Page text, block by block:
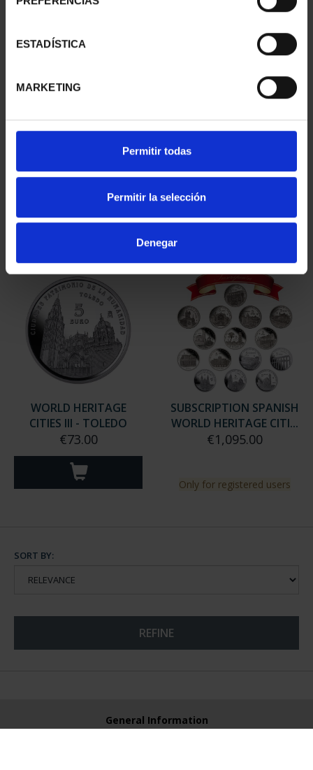
ESTADÍSTICA
MARKETING
Permitir todas
Permitir la selección
Denegar
CITIES III - SEGOVIA
€73.00
CITIES III - SANTIAGO DE
...
WORLD HERITAGE
CITIES III - TOLEDO
€73.00
SUBSCRIPTION SPANISH
WORLD HERITAGE CITI...
€1,095.00
Only for registered users
SORT BY:
REFINE
General Information